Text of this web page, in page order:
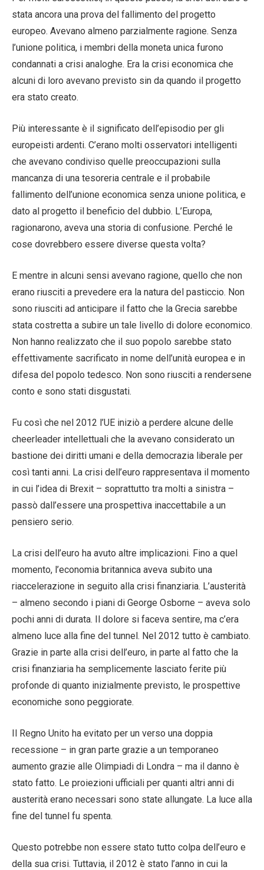
stata ancora una prova del fallimento del progetto
europeo. Avevano almeno parzialmente ragione. Senza
l’unione politica, i membri della moneta unica furono
condannati a crisi analoghe. Era la crisi economica che
alcuni di loro avevano previsto sin da quando il progetto
era stato creato.
Più interessante è il significato dell’episodio per gli
europeisti ardenti. C’erano molti osservatori intelligenti
che avevano condiviso quelle preoccupazioni sulla
mancanza di una tesoreria centrale e il probabile
fallimento dell’unione economica senza unione politica, e
dato al progetto il beneficio del dubbio. L’Europa,
ragionarono, aveva una storia di confusione. Perché le
cose dovrebbero essere diverse questa volta?
E mentre in alcuni sensi avevano ragione, quello che non
erano riusciti a prevedere era la natura del pasticcio. Non
sono riusciti ad anticipare il fatto che la Grecia sarebbe
stata costretta a subire un tale livello di dolore economico.
Non hanno realizzato che il suo popolo sarebbe stato
effettivamente sacrificato in nome dell’unità europea e in
difesa del popolo tedesco. Non sono riusciti a rendersene
conto e sono stati disgustati.
Fu così che nel 2012 l’UE iniziò a perdere alcune delle
cheerleader intellettuali che la avevano considerato un
bastione dei diritti umani e della democrazia liberale per
così tanti anni. La crisi dell’euro rappresentava il momento
in cui l’idea di Brexit – soprattutto tra molti a sinistra –
passò dall’essere una prospettiva inaccettabile a un
pensiero serio.
La crisi dell’euro ha avuto altre implicazioni. Fino a quel
momento, l’economia britannica aveva subito una
riaccelerazione in seguito alla crisi finanziaria. L’austerità
– almeno secondo i piani di George Osborne – aveva solo
pochi anni di durata. Il dolore si faceva sentire, ma c’era
almeno luce alla fine del tunnel. Nel 2012 tutto è cambiato.
Grazie in parte alla crisi dell’euro, in parte al fatto che la
crisi finanziaria ha semplicemente lasciato ferite più
profonde di quanto inizialmente previsto, le prospettive
economiche sono peggiorate.
Il Regno Unito ha evitato per un verso una doppia
recessione – in gran parte grazie a un temporaneo
aumento grazie alle Olimpiadi di Londra – ma il danno è
stato fatto. Le proiezioni ufficiali per quanti altri anni di
austerità erano necessari sono state allungate. La luce alla
fine del tunnel fu spenta.
Questo potrebbe non essere stato tutto colpa dell’euro e
della sua crisi. Tuttavia, il 2012 è stato l’anno in cui la